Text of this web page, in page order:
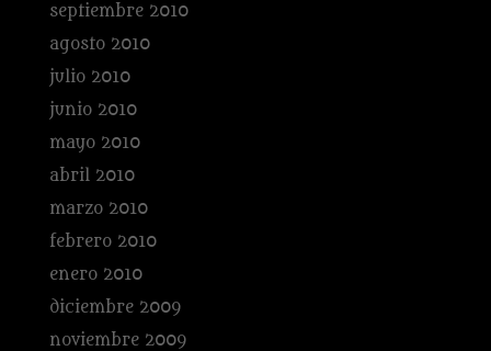
septiembre 2010
agosto 2010
julio 2010
junio 2010
mayo 2010
abril 2010
marzo 2010
febrero 2010
enero 2010
diciembre 2009
noviembre 2009